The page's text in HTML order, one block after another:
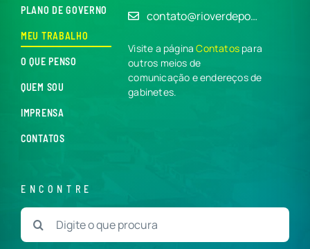
PLANO DE GOVERNO
MEU TRABALHO
O QUE PENSO
QUEM SOU
IMPRENSA
CONTATOS
contato@rioverdepo…
Visite a páginaContatos para
outros meios de
comunicação e endereços de
gabinetes.
ENCONTRE
Buscar
resultados